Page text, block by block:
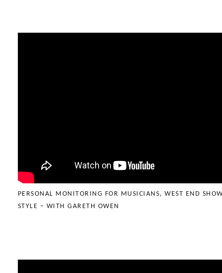
PERSONAL MONITORING FOR MUSICIANS, WEST END
STYLE – WITH GARETH OWEN